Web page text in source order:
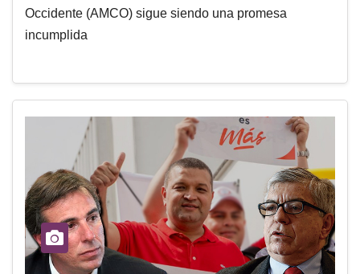
Occidente (AMCO) sigue siendo una promesa
incumplida